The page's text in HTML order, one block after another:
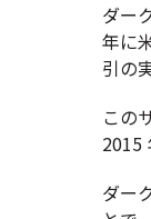
ダー
年に
引の
この
2015
ダー